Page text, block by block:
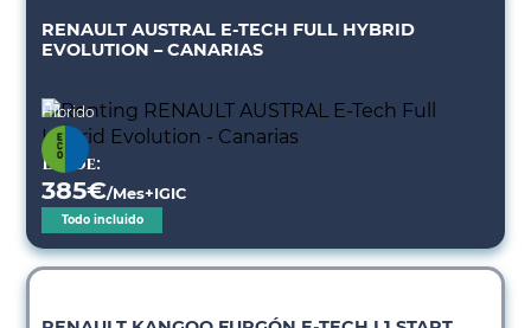
RENAULT AUSTRAL E-TECH FULL HYBRID
EVOLUTION – CANARIAS
Híbrido
Desde:
385€/Mes+IGIC
Todo incluido